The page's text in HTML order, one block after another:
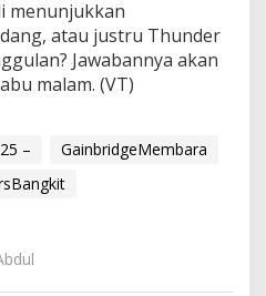
menunjukkan
atau justru Thunder
Jawabannya akan
malam. (VT)
–
GainbridgeMembara